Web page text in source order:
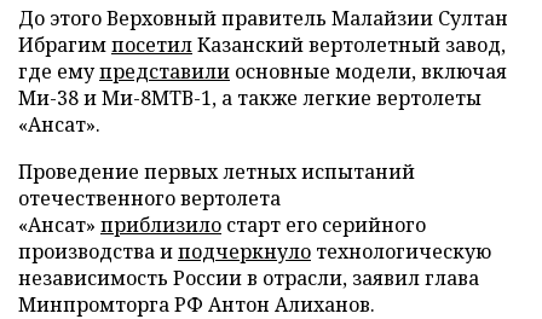
До этого Верховный правитель Малайзии Султан
ИбрагимпосетилКазанский вертолетный завод,
где емупредставили основные модели, включая
Ми-38 и Ми-8МТВ-1, а также легкие вертолеты
«Ансат».
Проведение первых летных испытаний
отечественного вертолета
«Ансат» приблизило старт его серийного
производства иподчеркнуло технологическую
независимость России в отрасли, заявил глава
Минпромторга РФ Антон Алиханов.